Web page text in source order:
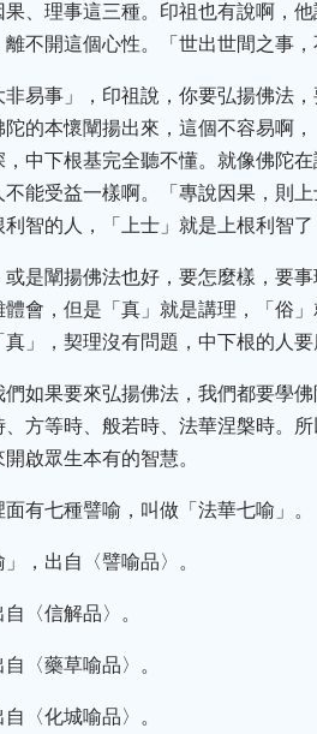
、理事這三種。印祖也有說啊，
不開這個心性。「世出世間之事，
非易事」，印祖說，你要弘揚佛法
的本懷闡揚出來，這個不容易啊
中下根基完全聽不懂。就像佛陀
能受益一樣啊。「專說因果，則
智的人，「上士」就是上根利智
或是闡揚佛法也好，要怎麼樣，要
體會，但是「真」就是講理，「俗
」，契理沒有問題，中下根的人
們如果要來弘揚佛法，我們都要學
方等時、般若時、法華涅槃時。
啟眾生本有的智慧。
有七種譬喻，叫做「法華七喻」。
，出自〈譬喻品〉。
〈信解品〉。
〈藥草喻品〉。
〈化城喻品〉。